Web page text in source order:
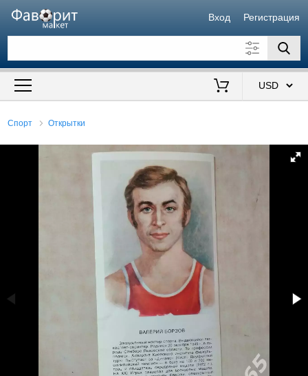
Вход Регистрация
Искать также в описании
Спорт Открытки